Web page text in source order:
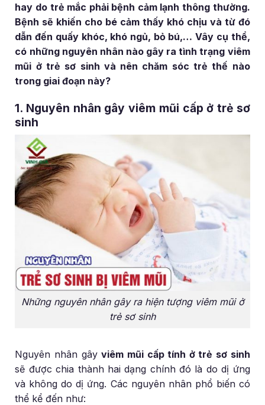
hay do trẻ mắc phải bệnh cảm lạnh thông thường.
Bệnh sẽ khiến cho bé cảm thấy khó chịu và từ đó
dẫn đến quấy khóc, khó ngủ, bỏ bú,… Vây cụ thể,
có những nguyên nhân nào gây ra tình trạng viêm
mũi ở trẻ sơ sinh và nên chăm sóc trẻ thế nào
trong giai đoạn này?
1. Nguyên nhân gây viêm mũi cấp ở trẻ sơ
sinh
Những nguyên nhân gây ra hiện tượng viêm mũi ở
trẻ sơ sinh
Nguyên nhân gâyviêm mũi cấp tính ở trẻ sơ sinh
sẽ được chia thành hai dạng chính đó là do dị ứng
và không do dị ứng. Các nguyên nhân phổ biến có
thể kể đến như: